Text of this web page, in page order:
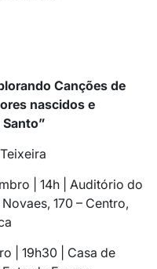
Canções de
nascidos e
| 14h | Auditório do
170 – Centro,
| 19h30 | Casa de